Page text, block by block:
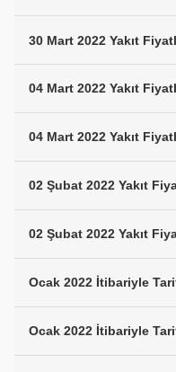
30 Mart 2022 Yakıt
04 Mart 2022 Yakıt
04 Mart 2022 Yakıt
02 Şubat 2022 Yakıt
02 Şubat 2022 Yakıt